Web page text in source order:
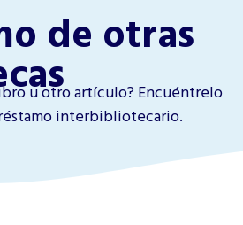
de otras
u otro artículo? Encuéntrelo
interbibliotecario.